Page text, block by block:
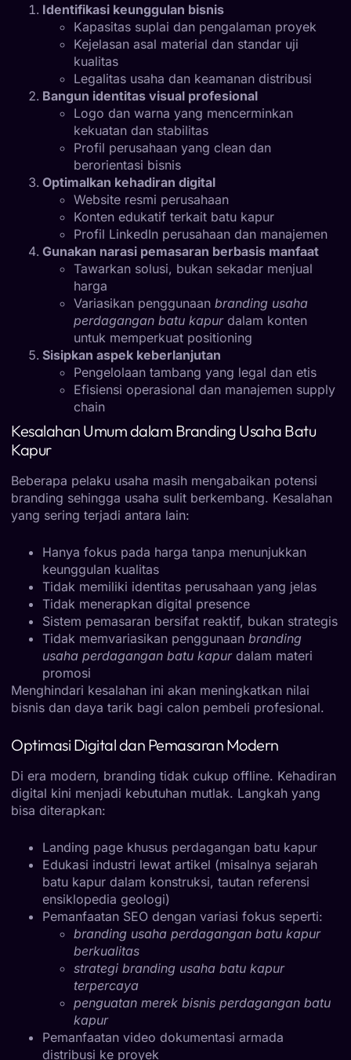
Identifikasi keunggulan bisnis
Kapasitas suplai dan pengalaman proyek
Kejelasan asal material dan standar uji
kualitas
Legalitas usaha dan keamanan distribusi
Bangun identitas visual profesional
Logo dan warna yang mencerminkan
kekuatan dan stabilitas
Profil perusahaan yang clean dan
berorientasi bisnis
Optimalkan kehadiran digital
Website resmi perusahaan
Konten edukatif terkait batu kapur
Profil LinkedIn perusahaan dan manajemen
Gunakan narasi pemasaran berbasis manfaat
Tawarkan solusi, bukan sekadar menjual
harga
Variasikan penggunaan branding usaha
perdagangan batu kapurdalam konten
untuk memperkuat positioning
Sisipkan aspek keberlanjutan
Pengelolaan tambang yang legal dan etis
Efisiensi operasional dan manajemen supply
chain
Kesalahan Umum dalam Branding Usaha Batu
Kapur
Beberapa pelaku usaha masih mengabaikan potensi
branding sehingga usaha sulit berkembang. Kesalahan
yang sering terjadi antara lain:
Hanya fokus pada harga tanpa menunjukkan
keunggulan kualitas
Tidak memiliki identitas perusahaan yang jelas
Tidak menerapkan digital presence
Sistem pemasaran bersifat reaktif, bukan strategis
Tidak memvariasikan penggunaan branding
usaha perdagangan batu kapurdalam materi
promosi
Menghindari kesalahan ini akan meningkatkan nilai
bisnis dan daya tarik bagi calon pembeli profesional.
Optimasi Digital dan Pemasaran Modern
Di era modern, branding tidak cukup offline. Kehadiran
digital kini menjadi kebutuhan mutlak. Langkah yang
bisa diterapkan:
Landing page khusus perdagangan batu kapur
Edukasi industri lewat artikel (misalnya sejarah
batu kapur dalam konstruksi, tautan referensi
ensiklopedia geologi)
Pemanfaatan SEO dengan variasi fokus seperti:
branding usaha perdagangan batu kapur
berkualitas
strategi branding usaha batu kapur
terpercaya
penguatan merek bisnis perdagangan batu
kapur
Pemanfaatan video dokumentasi armada
distribusi ke proyek